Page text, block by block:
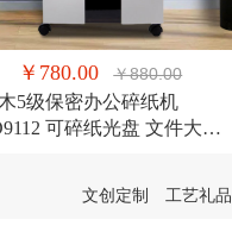
￥780.00 ￥880.00
5级保密办公碎纸机
可碎纸光盘 文件大容
文创定制 工艺礼品